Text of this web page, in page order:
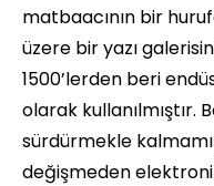
matbaacının bir
üzere bir yazı
1500’lerden beri
olarak kullanılmıştır.
sürdürmekle
değişmeden